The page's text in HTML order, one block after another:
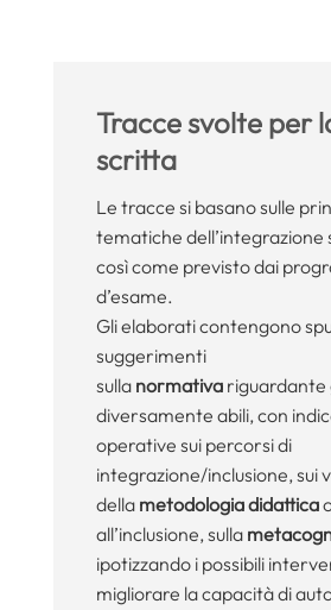
Tracce svolte per
scritta
Le tracce si basano sulle
tematiche dell’integrazione
così come previsto dai
d’esame.
Gli elaborati contengono
suggerimenti
sulla normativariguardante
diversamente abili, con
operative sui percorsi di
integrazione/inclusione, sui
della metodologia didattica
all’inclusione, sulla
ipotizzando i possibili
migliorare la capacità di